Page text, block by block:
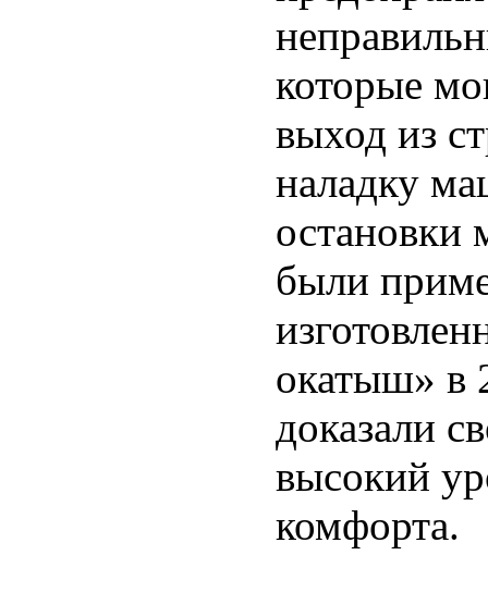
которые
выход из
наладку
были
окатыш» в
доказали
высокий
комфорта.